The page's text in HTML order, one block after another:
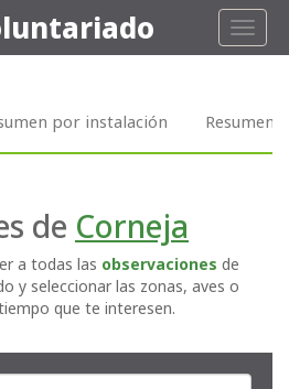
Toggle
por instalación Resumen
de Corneja
a todas las observaciones de
y seleccionar las zonas, aves o
que te interesen.